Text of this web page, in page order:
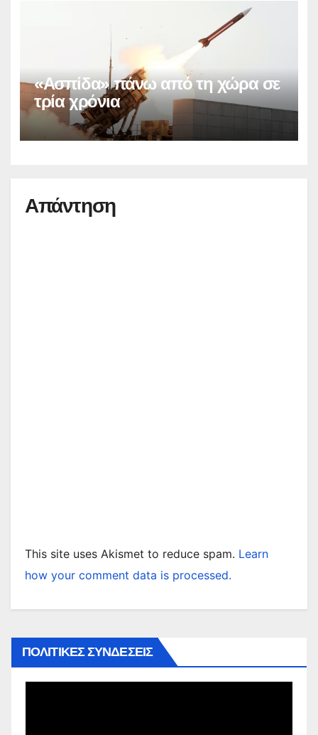
«Ασπίδα» πάνω από τη χώρα σε
τρία χρόνια
Απάντηση
This site uses Akismet to reduce spam. Learn
how your comment data is processed.
ΠΟΛΙΤΙΚΕΣ ΣΥΝΔΕΣΕΙΣ